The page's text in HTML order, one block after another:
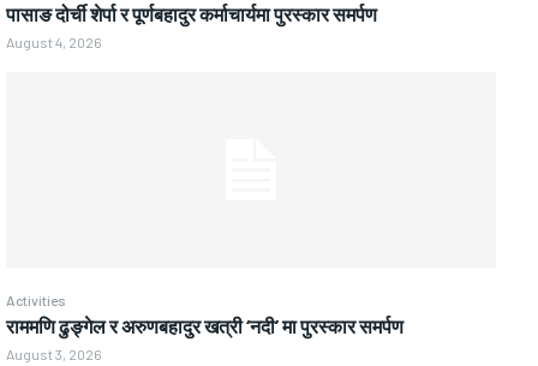
पासाङ दोर्ची शेर्पा र पूर्णबहादुर कर्माचार्यमा पुरस्कार समर्पण
August 4, 2026
Activities
राममणि ढुङ्गेल र अरुणबहादुर खत्री ‘नदी’ मा पुरस्कार समर्पण
August 3, 2026